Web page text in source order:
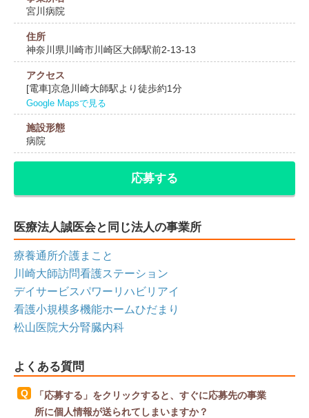
宮川病院
住所
神奈川県川崎市川崎区大師駅前2-13-13
アクセス
[電車]京急川崎大師駅より徒歩約1分
Google Mapsで見る
施設形態
病院
応募する
医療法人誠医会と同じ法人の事業所
療養通所介護まこと
川崎大師訪問看護ステーション
デイサービスパワーリハビリアイ
看護小規模多機能ホームひだまり
松山医院大分腎臓内科
よくある質問
「応募する」をクリックすると、すぐに応募先の事業
所に個人情報が送られてしまいますか？